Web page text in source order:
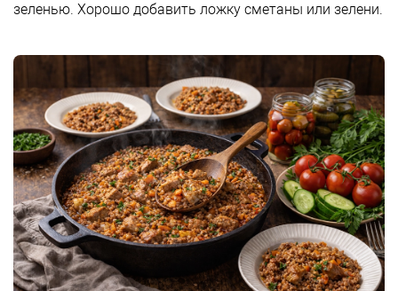
зеленью. Хорошо добавить ложку сметаны или зелени.